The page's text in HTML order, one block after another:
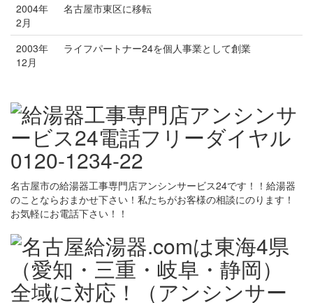
2004年
2月
名古屋市東区に移転
2003年
12月
ライフパートナー24を個人事業として創業
名古屋市の給湯器工事専門店アンシンサービス24です！！給湯器
のことならおまかせ下さい！私たちがお客様の相談にのります！
お気軽にお電話下さい！！